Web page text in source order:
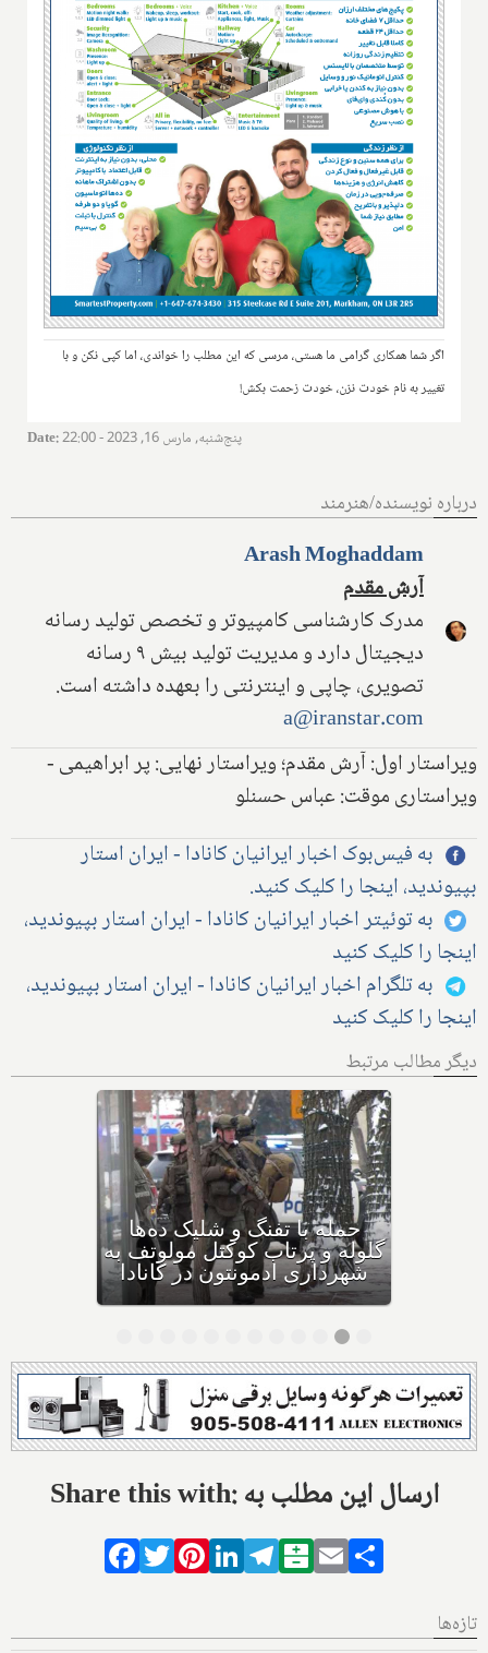
اگر شما همکاری گرامی ما هستی، مرسی که این مطلب را خواندی، اما کپی نکن و با
تغییر به نام خودت نزن، خودت زحمت بکش!
Date: پنج‌شنبه, مارس 16, 2023 - 22:00
درباره نویسنده/هنرمند
Arash Moghaddam
آرش مقدم
مدرک کارشناسی کامپیوتر و تخصص تولید رسانه
دیجیتال دارد و مدیریت تولید بیش ۹ رسانه
تصویری، چاپی و اینترنتی را بعهده داشته است.
a@iranstar.com
ویراستار اول: آرش مقدم؛ ویراستار نهایی: پر ابراهیمی -
ویراستاری موقت: عباس حسنلو
به فیس‌بوک اخبار ایرانیان کانادا - ایران استار
بپیوندید، اینجا را کلیک کنید.
به توئیتر اخبار ایرانیان کانادا - ایران استار بپیوندید،
اینجا را کلیک کنید
به تلگرام اخبار ایرانیان کانادا - ایران استار بپیوندید،
اینجا را کلیک کنید
دیگر مطالب مرتبط
بهداشت کانادا: این داروی
کودکان، ماست و چیا، را
مصرف نکنید و این تشک نیز
احتمال خفگی دارد
Share this with: ارسال این مطلب به
Facebook
TwitterPinterestLinkedIn
Telegram
Balatarin
Email
تازه‌ها